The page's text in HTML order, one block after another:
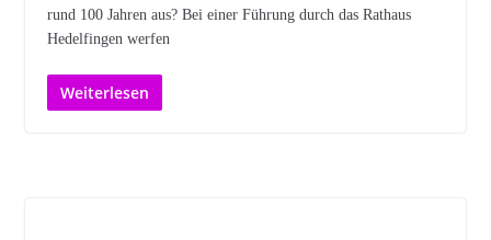
rund 100 Jahren aus? Bei einer Führung durch das Rathaus
Hedelfingen werfen
Weiterlesen